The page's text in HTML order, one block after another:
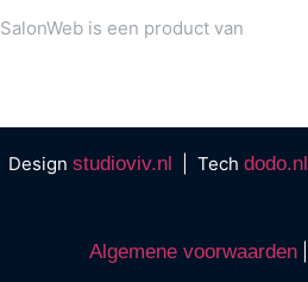
SalonWeb is een product van
Design studioviv.nl | Tech dodo.nl
Algemene voorwaarden